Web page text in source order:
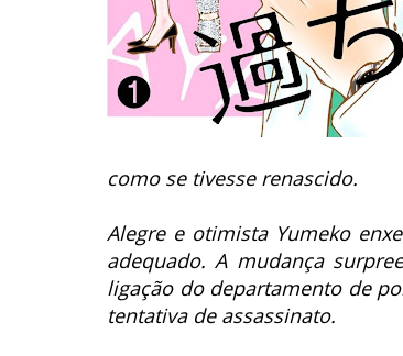
como se tivesse renascido.
Alegre e otimista Yumeko
adequado.A mudança
ligação do departamento de
tentativa de assassinato.